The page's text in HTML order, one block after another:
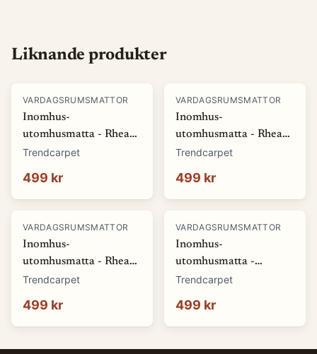
Liknande produkter
VARDAGSRUMSMATTOR
Inomhus-
utomhusmatta - Rhea
(vit) (Storlek: 80 x 150
Trendcarpet
499 kr
VARDAGSRUMSMATTOR
Inomhus-
utomhusmatta - Rhea
(beige) (Storlek: 80 x
Trendcarpet
499 kr
VARDAGSRUMSMATTOR
Inomhus-
utomhusmatta - Rhea
(natur) (Storlek: 80 x
Trendcarpet
499 kr
VARDAGSRUMSMATTOR
Inomhus-
utomhusmatta -
Somerville (blå)
Trendcarpet
499 kr